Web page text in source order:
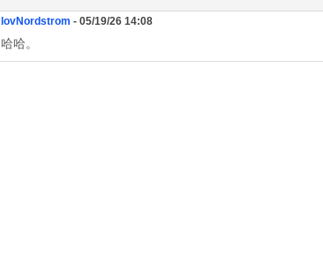
lovNordstrom - 05/19/26 14:08
哈哈。